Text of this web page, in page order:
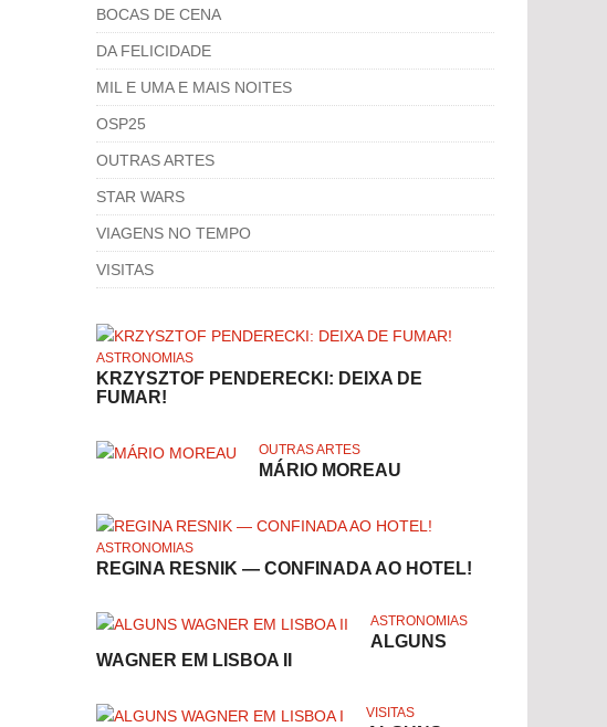
BOCAS DE CENA
DA FELICIDADE
MIL E UMA E MAIS NOITES
OSP25
OUTRAS ARTES
STAR WARS
VIAGENS NO TEMPO
VISITAS
ASTRONOMIAS
KRZYSZTOF PENDERECKI: DEIXA DE
FUMAR!
OUTRAS ARTES
MÁRIO MOREAU
ASTRONOMIAS
REGINA RESNIK — CONFINADA AO HOTEL!
ASTRONOMIAS
ALGUNS
WAGNER EM LISBOA II
VISITAS